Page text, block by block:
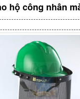
hộ công nhân